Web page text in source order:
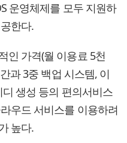
운영체제를 모두 지원하
한다.
인 가격(월 이용료 5천
과 3중 백업 시스템, 이
생성 등의 편의서비스
우드 서비스를 이용하려
높다.